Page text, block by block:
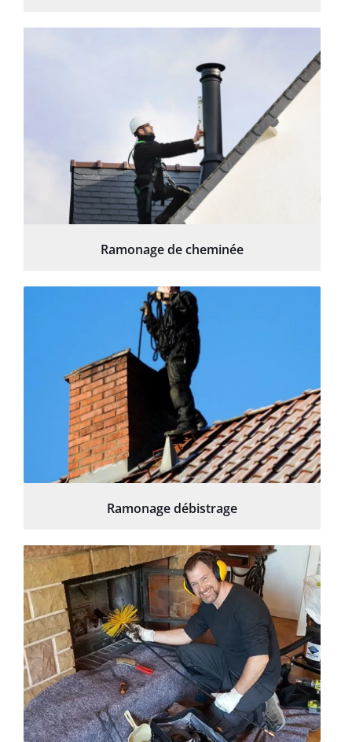
Ramonage de cheminée
Ramonage débistrage